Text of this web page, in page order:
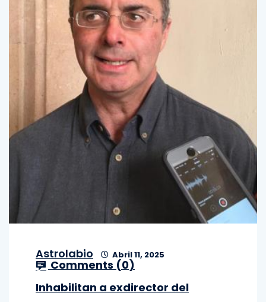
Astrolabio Abril 11, 2025
Comments (0)
Inhabilitan a exdirector del